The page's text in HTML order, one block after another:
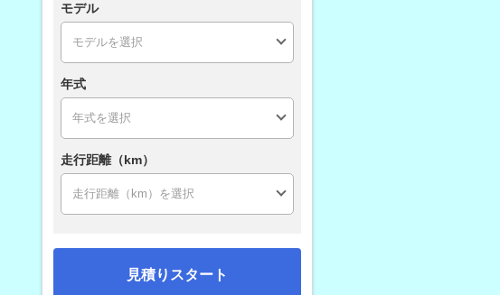
モデル
年式
走行距離（km）
見積りスタート